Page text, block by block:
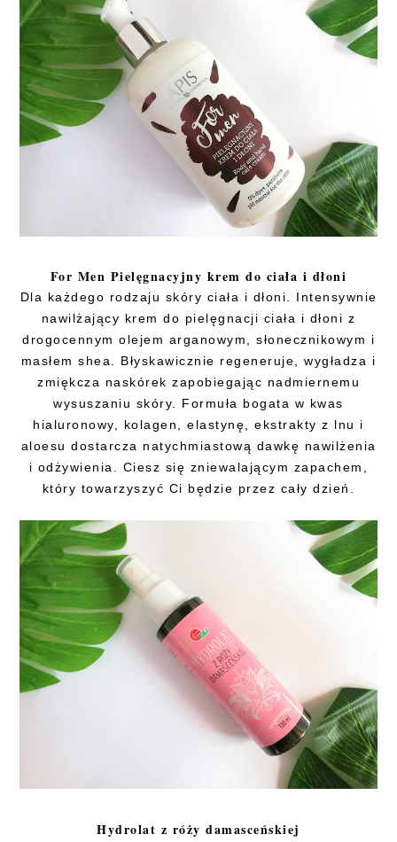
For Men Pielęgnacyjny krem do ciała i dłoni
Dla każdego rodzaju skóry ciała i dłoni. Intensywnie
nawilżający krem do pielęgnacji ciała i dłoni z
drogocennym olejem arganowym, słonecznikowym i
masłem shea. Błyskawicznie regeneruje, wygładza i
zmiękcza naskórek zapobiegając nadmiernemu
wysuszaniu skóry. Formuła bogata w kwas
hialuronowy, kolagen, elastynę, ekstrakty z lnu i
aloesu dostarcza natychmiastową dawkę nawilżenia
i odżywienia. Ciesz się zniewalającym zapachem,
który towarzyszyć Ci będzie przez cały dzień.
Hydrolat z róży damasceńskiej